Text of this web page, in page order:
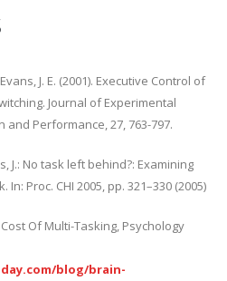
J. E. (2001). Executive Control of
Journal of Experimental
Performance, 27, 763-797.
J.: No task left behind?: Examining
Proc. CHI 2005, pp. 321–330 (2005)
Of Multi-Tasking, Psychology
blog/brain-